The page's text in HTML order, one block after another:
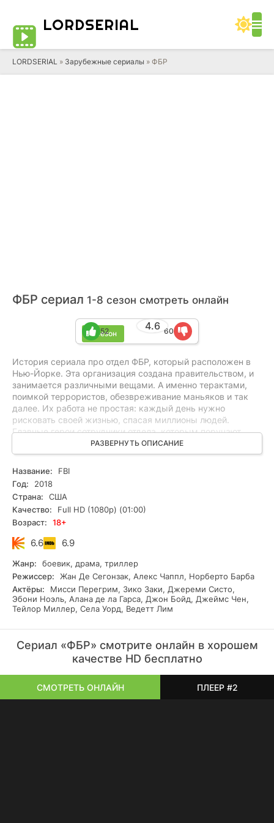
LORDSERIAL
LORDSERIAL » Зарубежные сериалы » ФБР
ФБР сериал 1-8 сезон смотреть онлайн
8 сезон
4.6
52 60
История сериала про отдел ФБР, который расположен в
Нью-Йорке. Эта организация создана правительством, и
занимается различными вещами. А именно терактами,
поимкой террористов, обезвреживание маньяков и так
далее. Их работа не простая: каждый день нужно
рисковать своей жизнью, спасая миллионы людей.
Главные герои сотрудники отдела, которым поручают
задания. У них есть всё что нужно: подготовка,
оборудование. знания и многое другое.
организовывать слежку, постоянно проверять
подозрительные места, и быть начеку. Только так можно
защитить Нью-Йорк от различных угроз, которые готовят
террористы. Что же дальше будет происходить в данном
сериале?
РАЗВЕРНУТЬ ОПИСАНИЕ
Название:
FBI
Год:
2018
Страна:
США
Качество:
Full HD (1080p) (01:00)
Возраст:
18+
6.6 6.9
Жанр:
боевик, драма, триллер
Режиссер:
Жан Де Сегонзак, Алекс Чаппл, Норберто Барба
Актёры:
Мисси Перегрим, Зико Заки, Джереми Систо,
Эбони Ноэль, Алана де ла Гарса, Джон Бойд, Джеймс Чен,
Тейлор Миллер, Села Уорд, Ведетт Лим
Сериал «ФБР» смотрите онлайн в хорошем
качестве HD бесплатно
СМОТРЕТЬ ОНЛАЙН ПЛЕЕР #2